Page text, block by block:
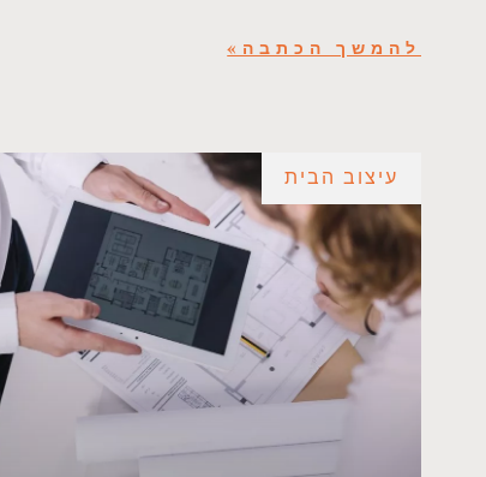
להמשך הכתבה»
עיצוב הבית